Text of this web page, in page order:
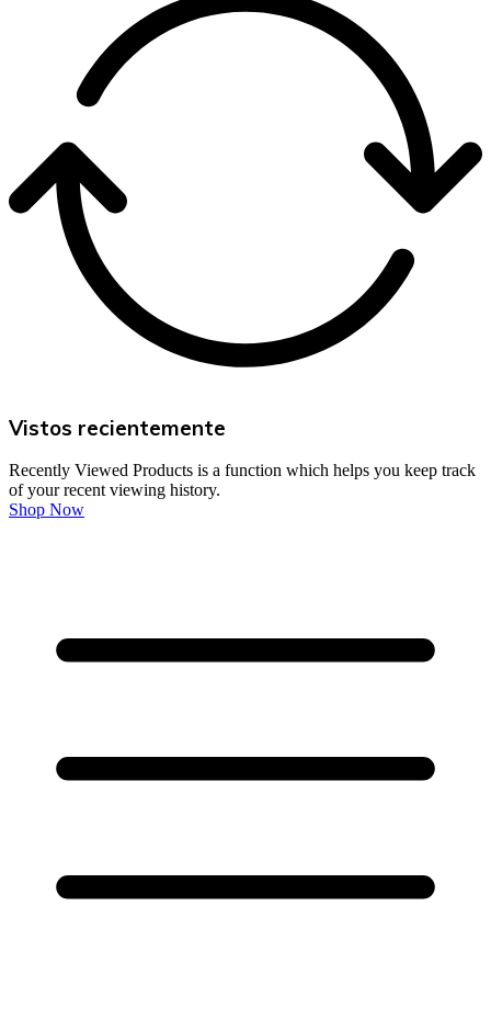
Vistos recientemente
Recently Viewed Products is a function which helps you keep track
of your recent viewing history.
Shop Now